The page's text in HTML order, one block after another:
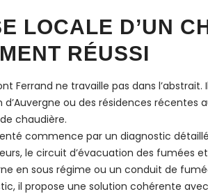
LOCALE D’UN
RÉUSSI
Ferrand ne travaille pas dans
ou des résidences
chaudière.
commence par un diagnostic
le circuit d’évacuation des fumées
en sous régime ou un conduit de
il propose une solution cohérente